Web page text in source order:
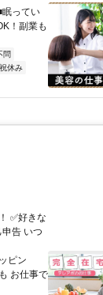
ってい
！副業も
問
休み
✅好きな
告 いつ
ピン
お仕事で